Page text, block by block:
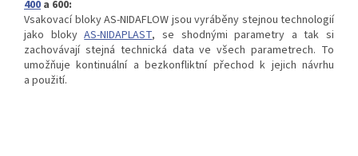
400 a 600:
Vsakovací bloky AS-NIDAFLOW jsou vyráběny stejnou technologií
jako blokyAS-NIDAPLAST, se shodnými parametry a tak si
zachovávají stejná technická data ve všech parametrech. To
umožňuje kontinuální a bezkonfliktní přechod k jejich návrhu
a použití.